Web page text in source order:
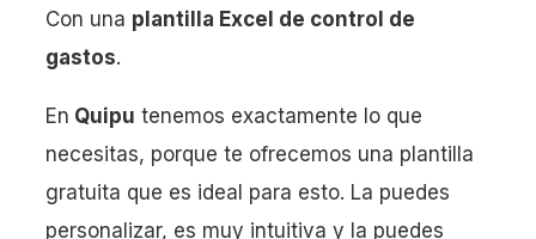
Con una plantilla Excel de control de
gastos.
En Quipu tenemos exactamente lo que
necesitas, porque te ofrecemos una plantilla
gratuita que es ideal para esto. La puedes
personalizar, es muy intuitiva y la puedes